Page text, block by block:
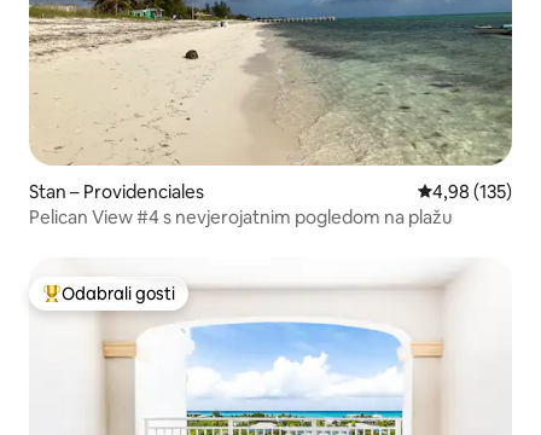
Stan – Providenciales Prosječna
4,98 (135)
Pelican View #4 s nevjerojatnim pogledom na plažu
Među najviše rangiranima s oznakom „Odabrali gosti”
Odabrali gosti